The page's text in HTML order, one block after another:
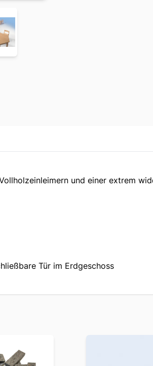
und einer extrem
Tür im Erdgeschoss